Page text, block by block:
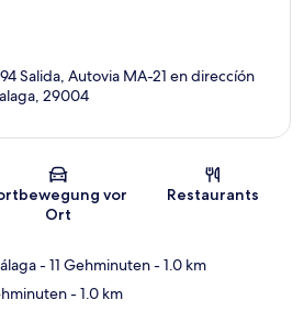
Salida, Autovia MA-21 en direccíón
29004
vor
Ort
Restaurants
- 11 Gehminuten- 1.0 km
- 1.0 km